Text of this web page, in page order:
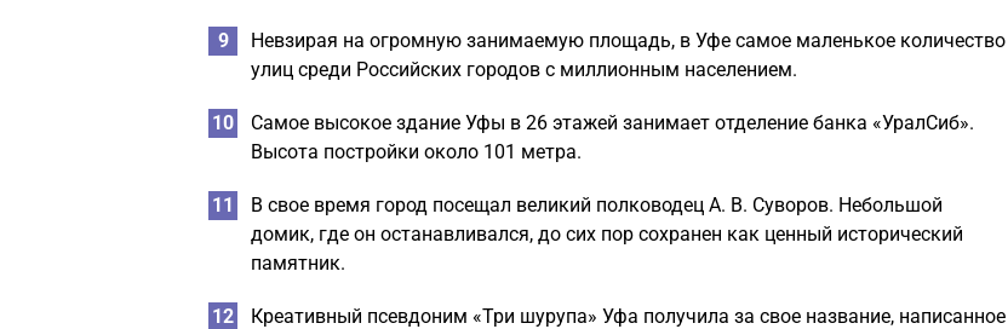
Невзирая на огромную занимаемую площадь, в Уфе самое маленькое количество
улиц среди Российских городов с миллионным населением.
Самое высокое здание Уфы в 26 этажей занимает отделение банка «УралСиб».
Высота постройки около 101 метра.
В свое время город посещал великий полководец А. В. Суворов. Небольшой
домик, где он останавливался, до сих пор сохранен как ценный исторический
памятник.
Креативный псевдоним «Три шурупа» Уфа получила за свое название, написанное